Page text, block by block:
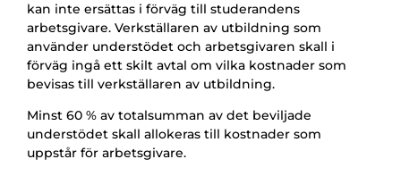
kan inte ersättas i förväg till studerandens
arbetsgivare. Verkställaren av utbildning som
använder understödet och arbetsgivaren skall i
förväg ingå ett skilt avtal om vilka kostnader som
bevisas till verkställaren av utbildning.
Minst 60 % av totalsumman av det beviljade
understödet skall allokeras till kostnader som
uppstår för arbetsgivare.